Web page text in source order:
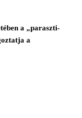
a „paraszti-
a